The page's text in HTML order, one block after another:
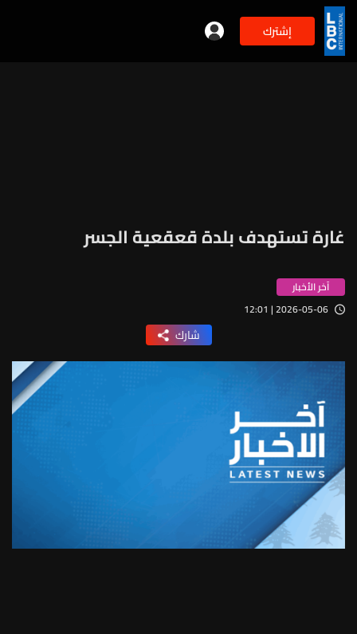
إشترك
غارة تستهدف بلدة قعقعية الجسر
آخر الأخبار
2026-05-06 | 12:01
شارك